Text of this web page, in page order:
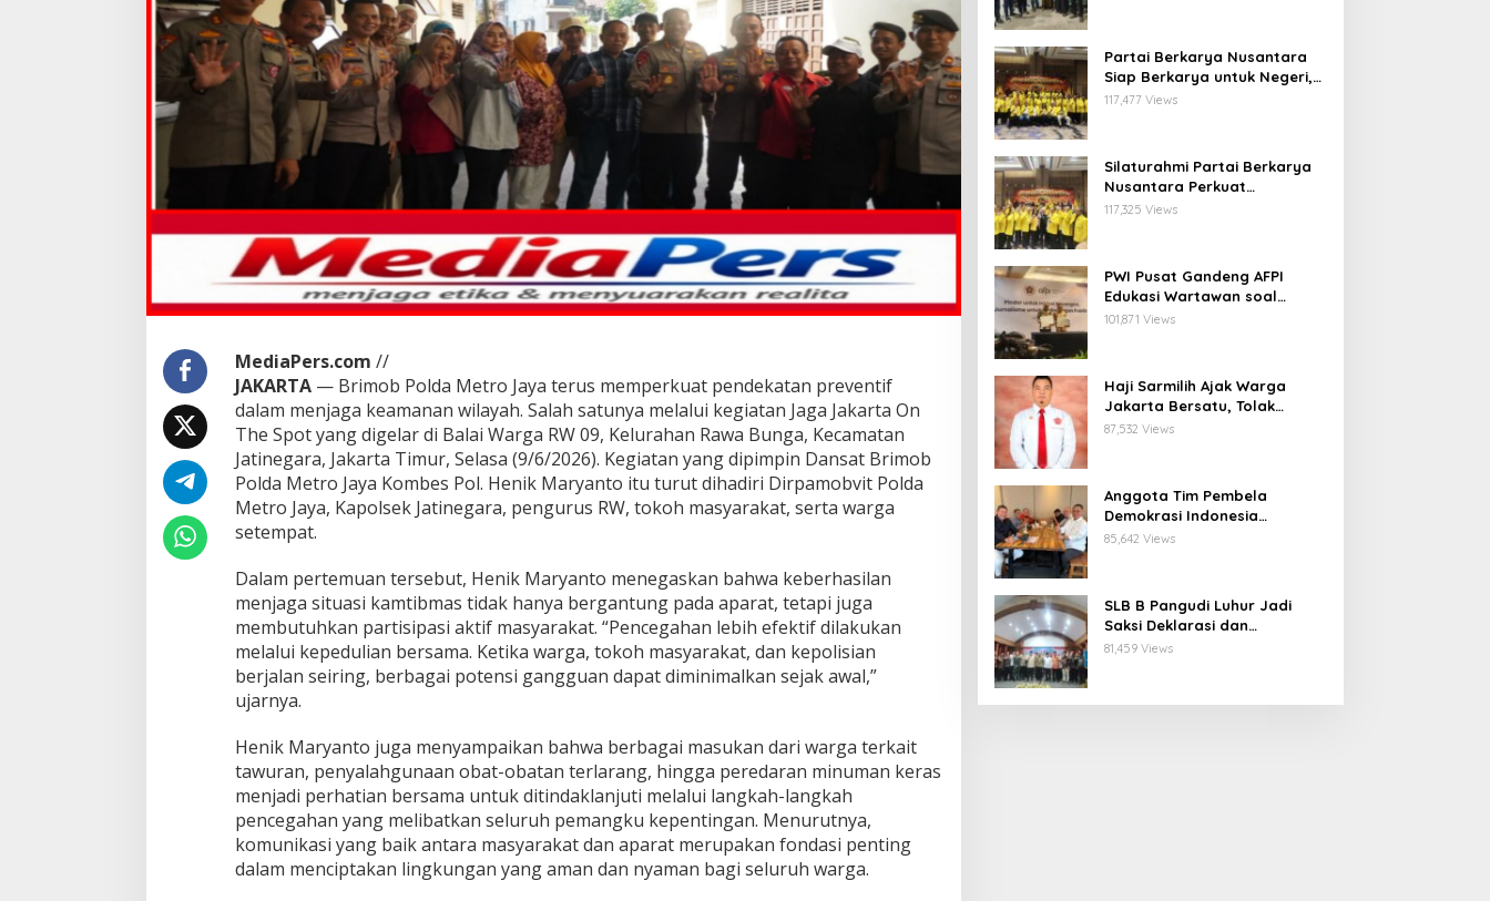
MediaPers.com //
JAKARTA— Brimob Polda Metro Jaya terus memperkuat pendekatan preventif
dalam menjaga keamanan wilayah. Salah satunya melalui kegiatan Jaga Jakarta On
The Spot yang digelar di Balai Warga RW 09, Kelurahan Rawa Bunga, Kecamatan
Jatinegara, Jakarta Timur, Selasa (9/6/2026). Kegiatan yang dipimpin Dansat Brimob
Polda Metro Jaya Kombes Pol. Henik Maryanto itu turut dihadiri Dirpamobvit Polda
Metro Jaya, Kapolsek Jatinegara, pengurus RW, tokoh masyarakat, serta warga
setempat.
Dalam pertemuan tersebut, Henik Maryanto menegaskan bahwa keberhasilan
menjaga situasi kamtibmas tidak hanya bergantung pada aparat, tetapi juga
membutuhkan partisipasi aktif masyarakat. “Pencegahan lebih efektif dilakukan
melalui kepedulian bersama. Ketika warga, tokoh masyarakat, dan kepolisian
berjalan seiring, berbagai potensi gangguan dapat diminimalkan sejak awal,”
ujarnya.
Henik Maryanto juga menyampaikan bahwa berbagai masukan dari warga terkait
tawuran, penyalahgunaan obat-obatan terlarang, hingga peredaran minuman keras
menjadi perhatian bersama untuk ditindaklanjuti melalui langkah-langkah
pencegahan yang melibatkan seluruh pemangku kepentingan. Menurutnya,
komunikasi yang baik antara masyarakat dan aparat merupakan fondasi penting
dalam menciptakan lingkungan yang aman dan nyaman bagi seluruh warga.
Partai Berkarya Nusantara
Siap Berkarya untuk Negeri,
Kawal Program Prabowo dan
117,477 Views
Silaturahmi Partai Berkarya
Nusantara Perkuat
Konsolidasi Organisasi dan
117,325 Views
PWI Pusat Gandeng AFPI
Edukasi Wartawan soal
Pindar dan Perlindungan
101,871 Views
Haji Sarmilih Ajak Warga
Jakarta Bersatu, Tolak
Provokasi Pasca keributan di
87,532 Views
Anggota Tim Pembela
Demokrasi Indonesia
Apresiasi Peringatan 30
85,642 Views
SLB B Pangudi Luhur Jadi
Saksi Deklarasi dan
Pelantikan Pengurus
81,459 Views